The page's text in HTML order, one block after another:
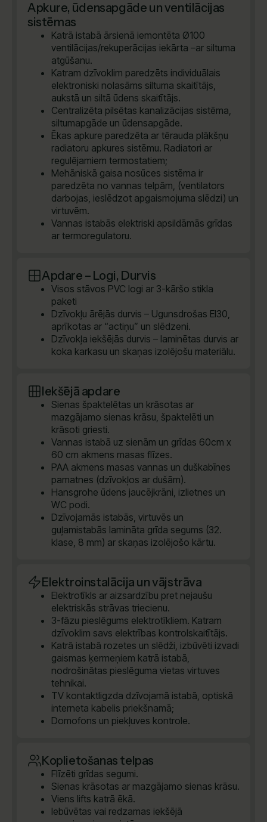
Apkure, ūdensapgāde un ventilācijas
sistēmas
Katrā istabā ārsienā iemontēta Ø100
ventilācijas/rekuperācijas iekārta –ar siltuma
atgūšanu.
Katram dzīvoklim paredzēts individuālais
elektroniski nolasāms siltuma skaitītājs,
aukstā un siltā ūdens skaitītājs.
Centralizēta pilsētas kanalizācijas sistēma,
siltumapgāde un ūdensapgāde.
Ēkas apkure paredzēta ar tērauda plākšņu
radiatoru apkures sistēmu. Radiatori ar
regulējamiem termostatiem;
Mehāniskā gaisa nosūces sistēma ir
paredzēta no vannas telpām, (ventilators
darbojas, ieslēdzot apgaismojuma slēdzi) un
virtuvēm.
Vannas istabās elektriski apsildāmās grīdas
ar termoregulatoru.
Apdare – Logi, Durvis
Visos stāvos PVC logi ar 3-kāršo stikla
paketi
Dzīvokļu ārējās durvis – Ugunsdrošas EI30,
aprīkotas ar “actiņu” un slēdzeni.
Dzīvokļa iekšējās durvis – laminētas durvis ar
koka karkasu un skaņas izolējošu materiālu.
Iekšējā apdare
Sienas špaktelētas un krāsotas ar
mazgājamo sienas krāsu, špaktelēti un
krāsoti griesti.
Vannas istabā uz sienām un grīdas 60cm x
60 cm akmens masas flīzes.
PAA akmens masas vannas un duškabīnes
pamatnes (dzīvokļos ar dušām).
Hansgrohe ūdens jaucējkrāni, izlietnes un
WC podi.
Dzīvojamās istabās, virtuvēs un
guļamistabās lamināta grīda segums (32.
klase, 8 mm) ar skaņas izolējošo kārtu.
Elektroinstalācija un vājstrāva
Elektrotīkls ar aizsardzību pret nejaušu
elektriskās strāvas triecienu.
3-fāzu pieslēgums elektrotīkliem. Katram
dzīvoklim savs elektrības kontrolskaitītājs.
Katrā istabā rozetes un slēdži, izbūvēti izvadi
gaismas ķermeņiem katrā istabā,
nodrošinātas pieslēguma vietas virtuves
tehnikai.
TV kontaktligzda dzīvojamā istabā, optiskā
interneta kabelis priekšnamā;
Domofons un piekļuves kontrole.
Koplietošanas telpas
Flīzēti grīdas segumi.
Sienas krāsotas ar mazgājamo sienas krāsu.
Viens lifts katrā ēkā.
Iebūvētas vai redzamas iekšējā